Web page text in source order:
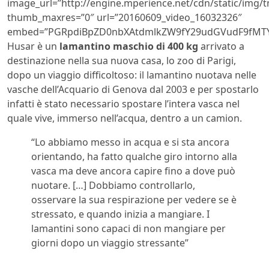
image_url=”http://engine.mperience.net/cdn/static/img/
thumb_maxres=”0″ url=”20160609_video_16032326″
Husar è un lamantino maschio di 400 kg arrivato a
destinazione nella sua nuova casa, lo zoo di Parigi,
dopo un viaggio difficoltoso: il lamantino nuotava nelle
vasche dell’Acquario di Genova dal 2003 e per spostarlo
infatti è stato necessario spostare l’intera vasca nel
quale vive, immerso nell’acqua, dentro a un camion.
“Lo abbiamo messo in acqua e si sta ancora
orientando, ha fatto qualche giro intorno alla
vasca ma deve ancora capire fino a dove può
nuotare. […] Dobbiamo controllarlo,
osservare la sua respirazione per vedere se è
stressato, e quando inizia a mangiare. I
lamantini sono capaci di non mangiare per
giorni dopo un viaggio stressante”